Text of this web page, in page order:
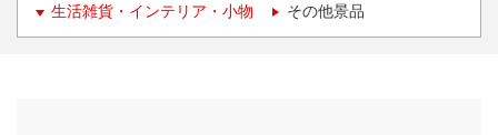
生活雑貨・インテリア・小物 その他景品